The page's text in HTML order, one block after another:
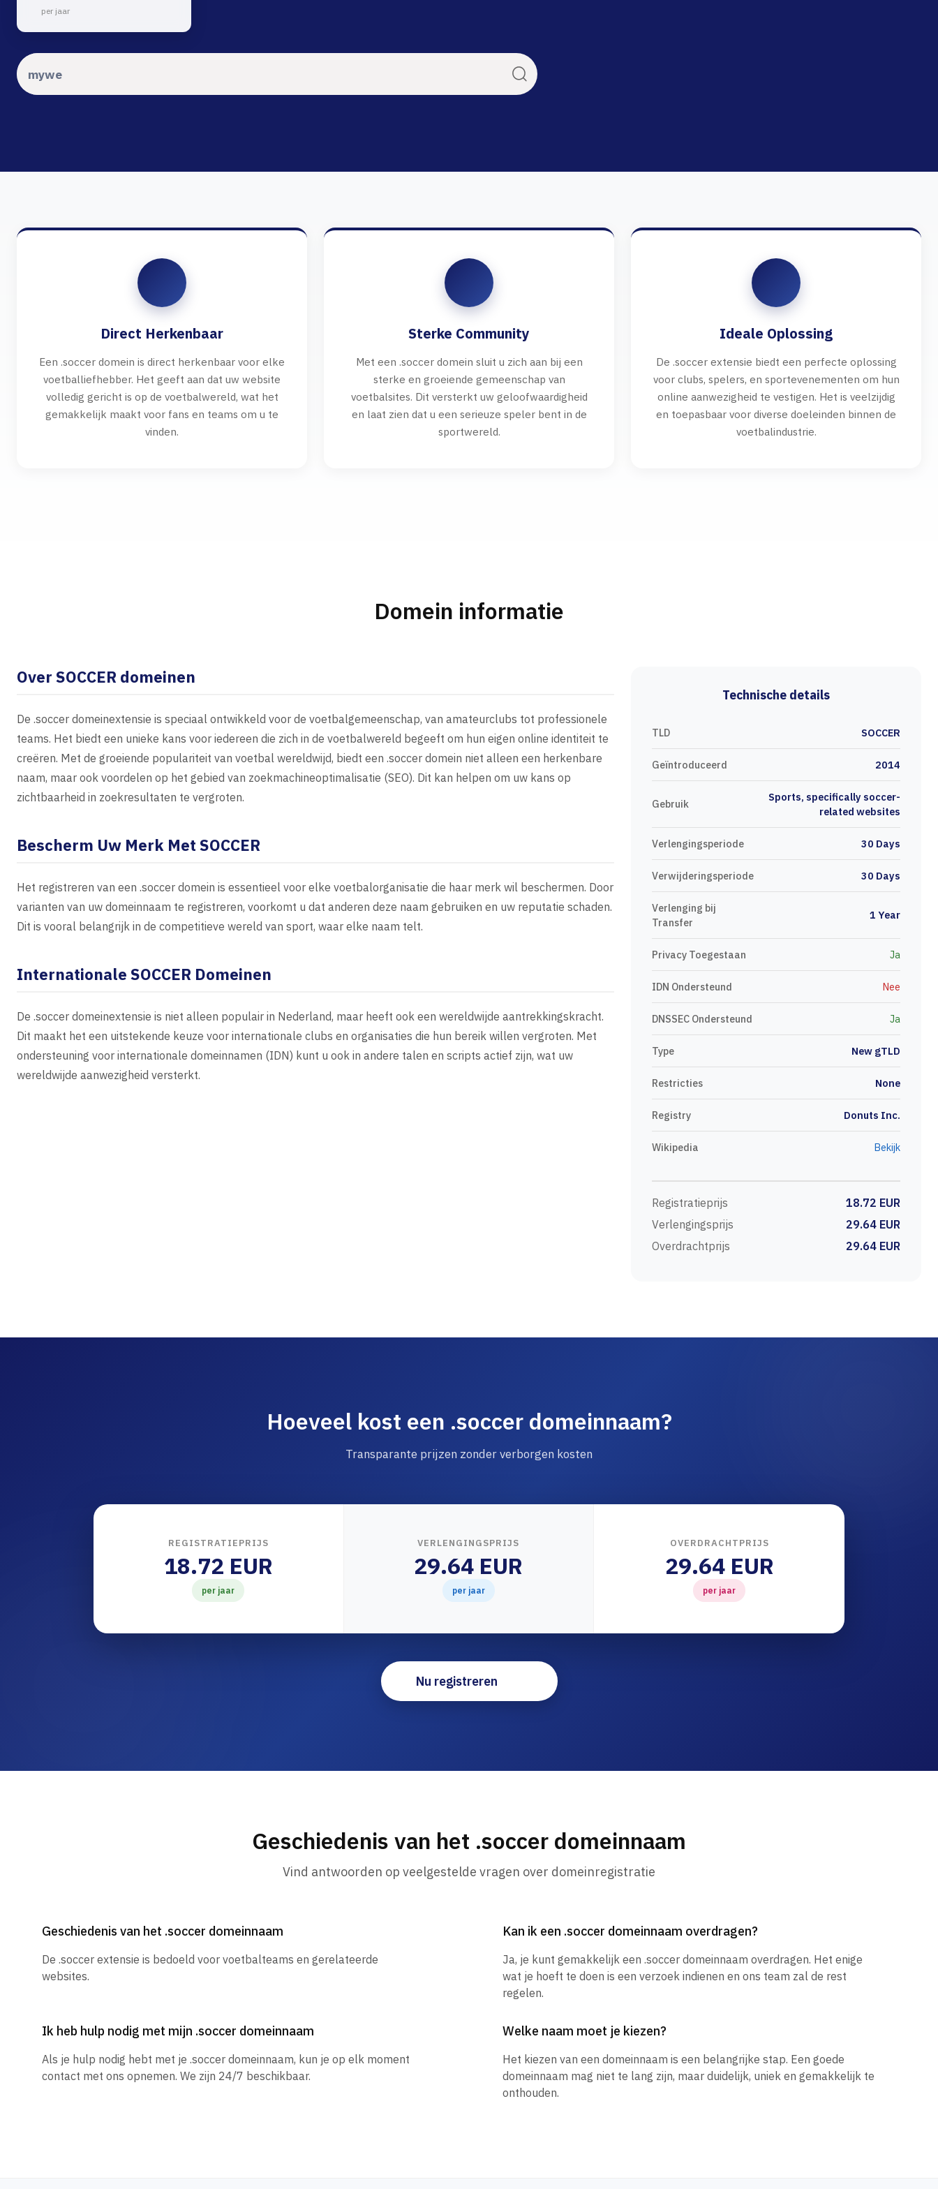
per jaar
Direct Herkenbaar
Een .soccer domein is direct herkenbaar voor elke
voetballiefhebber. Het geeft aan dat uw website
volledig gericht is op de voetbalwereld, wat het
gemakkelijk maakt voor fans en teams om u te
vinden.
Sterke Community
Met een .soccer domein sluit u zich aan bij een
sterke en groeiende gemeenschap van
voetbalsites. Dit versterkt uw geloofwaardigheid
en laat zien dat u een serieuze speler bent in de
sportwereld.
Ideale Oplossing
De .soccer extensie biedt een perfecte oplossing
voor clubs, spelers, en sportevenementen om hun
online aanwezigheid te vestigen. Het is veelzijdig
en toepasbaar voor diverse doeleinden binnen de
voetbalindustrie.
Domein informatie
Over SOCCER domeinen
De .soccer domeinextensie is speciaal ontwikkeld voor de voetbalgemeenschap, van amateurclubs tot professionele
teams. Het biedt een unieke kans voor iedereen die zich in de voetbalwereld begeeft om hun eigen online identiteit te
creëren. Met de groeiende populariteit van voetbal wereldwijd, biedt een .soccer domein niet alleen een herkenbare
naam, maar ook voordelen op het gebied van zoekmachineoptimalisatie (SEO). Dit kan helpen om uw kans op
zichtbaarheid in zoekresultaten te vergroten.
Bescherm Uw Merk Met SOCCER
Het registreren van een .soccer domein is essentieel voor elke voetbalorganisatie die haar merk wil beschermen. Door
varianten van uw domeinnaam te registreren, voorkomt u dat anderen deze naam gebruiken en uw reputatie schaden.
Dit is vooral belangrijk in de competitieve wereld van sport, waar elke naam telt.
Internationale SOCCER Domeinen
De .soccer domeinextensie is niet alleen populair in Nederland, maar heeft ook een wereldwijde aantrekkingskracht.
Dit maakt het een uitstekende keuze voor internationale clubs en organisaties die hun bereik willen vergroten. Met
ondersteuning voor internationale domeinnamen (IDN) kunt u ook in andere talen en scripts actief zijn, wat uw
wereldwijde aanwezigheid versterkt.
Technische details
TLD SOCCER
Geïntroduceerd 2014
Gebruik
Sports, specifically soccer-
related websites
Verlengingsperiode 30 Days
Verwijderingsperiode 30 Days
Verlenging bij
Transfer
1 Year
Privacy Toegestaan Ja
IDN Ondersteund Nee
DNSSEC Ondersteund Ja
Type New gTLD
Restricties None
Registry Donuts Inc.
Wikipedia Bekijk
Registratieprijs
18.72 EUR
Verlengingsprijs
29.64 EUR
Overdrachtprijs
29.64 EUR
Hoeveel kost een .soccer domeinnaam?
Transparante prijzen zonder verborgen kosten
REGISTRATIEPRIJS
18.72 EUR
per jaar
VERLENGINGSPRIJS
29.64 EUR
per jaar
OVERDRACHTPRIJS
29.64 EUR
per jaar
Nu registreren
Geschiedenis van het .soccer domeinnaam
Vind antwoorden op veelgestelde vragen over domeinregistratie
Geschiedenis van het .soccer domeinnaam
De .soccer extensie is bedoeld voor voetbalteams en gerelateerde
websites.
Kan ik een .soccer domeinnaam overdragen?
Ja, je kunt gemakkelijk een .soccer domeinnaam overdragen. Het enige
wat je hoeft te doen is een verzoek indienen en ons team zal de rest
regelen.
Ik heb hulp nodig met mijn .soccer domeinnaam
Als je hulp nodig hebt met je .soccer domeinnaam, kun je op elk moment
contact met ons opnemen. We zijn 24/7 beschikbaar.
Welke naam moet je kiezen?
Het kiezen van een domeinnaam is een belangrijke stap. Een goede
domeinnaam mag niet te lang zijn, maar duidelijk, uniek en gemakkelijk te
onthouden.